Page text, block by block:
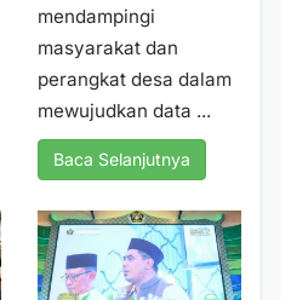
mendampingi
masyarakat dan
perangkat desa dalam
mewujudkan data ...
Baca Selanjutnya